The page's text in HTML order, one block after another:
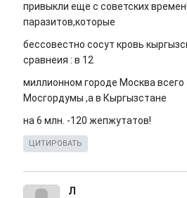
привыкли еще с советских
паразитов,которые
бессовестно сосут кровь
сравнеия : в 12
миллионном городе Москва всего
Мосгордумы ,а в Кыргызстане
на 6 млн. -120 жепжутатов!
ЦИТИРОВАТЬ
Л